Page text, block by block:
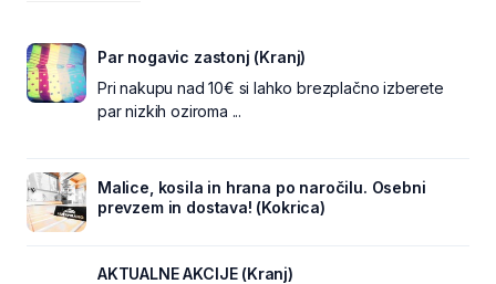
Par nogavic zastonj (Kranj)
Pri nakupu nad 10€ si lahko brezplačno izberete
par nizkih oziroma ...
Malice, kosila in hrana po naročilu. Osebni
prevzem in dostava! (Kokrica)
AKTUALNE AKCIJE (Kranj)